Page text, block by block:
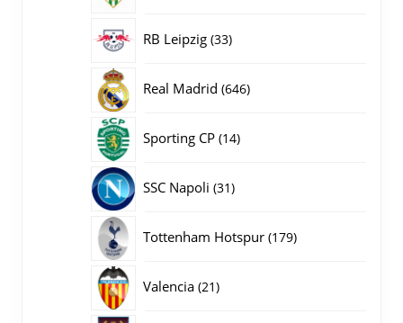
RB Leipzig 3333
Real Madrid 646646
Sporting CP 1414
SSC Napoli 3131
Tottenham Hotspur 179179
Valencia 2121